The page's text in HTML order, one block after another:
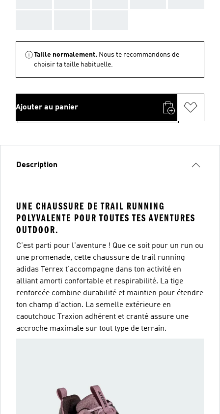
Taille normalement. Nous te recommandons de
choisir ta taille habituelle.
Ajouter au panier
Description
UNE CHAUSSURE DE TRAIL RUNNING
POLYVALENTE POUR TOUTES TES AVENTURES
OUTDOOR.
C'est parti pour l'aventure ! Que ce soit pour un run ou
une promenade, cette chaussure de trail running
adidas Terrex t'accompagne dans ton activité en
alliant amorti confortable et respirabilité. La tige
renforcée combine durabilité et maintien pour étendre
ton champ d'action. La semelle extérieure en
caoutchouc Traxion adhérent et cranté assure une
accroche maximale sur tout type de terrain.